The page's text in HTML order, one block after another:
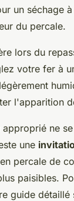
un séchage
du percale.
lors du
votre fer à
l'apparition
approprié ne
une
percale de
paisibles.
guide détaillé